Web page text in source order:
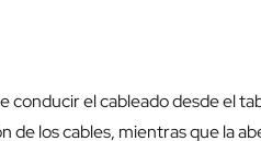
el cableado desde el
los cables, mientras que la